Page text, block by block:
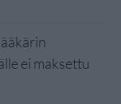
ei maksettu